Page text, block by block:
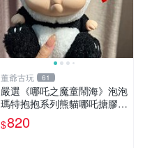
董爺古玩 61
嚴選《哪吒之魔童鬧海》泡泡
瑪特抱抱系列熊貓哪吒搪膠臉
毛絨， STATE：如圖顯示 哪
吒 毛絨公仔 泡泡瑪特
$820